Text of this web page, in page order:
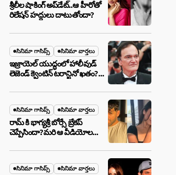
శ్రీలీల షాకింగ్ అప్‌డేట్..ఆ హీరోతో
రిలేషన్ హద్దులు దాటుతోందా?
సినిమా గాసిప్స్ సినిమా వార్తలు
ఇజ్రాయెల్ యుద్ధంలో హాలీవుడ్
లెజెండ్ క్వెంటిన్ టరాన్టినో ఖతం?
బూడిదయ్యారా? అసలు నిజం
ఇదీ!
సినిమా గాసిప్స్ సినిమా వార్తలు
రామ్ కి భాగ్యశ్రీ బోర్సే బ్రేకప్
చెప్పేసిందా?మరి ఆ వీడియోల
సినిమా గాసిప్స్ సినిమా వార్తలు